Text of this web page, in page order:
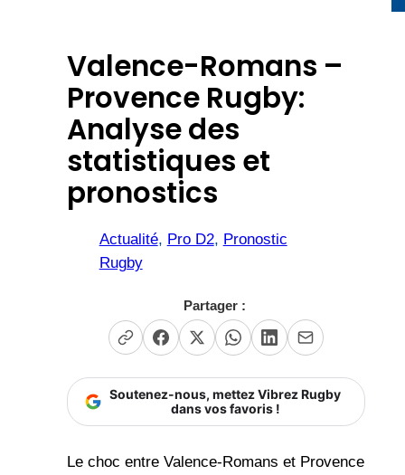
Valence-Romans –
Provence Rugby:
Analyse des
statistiques et
pronostics
Actualité, Pro D2, Pronostic
Rugby
Partager :
Soutenez-nous, mettez Vibrez Rugby
dans vos favoris !
Le choc entre Valence-Romans et Provence